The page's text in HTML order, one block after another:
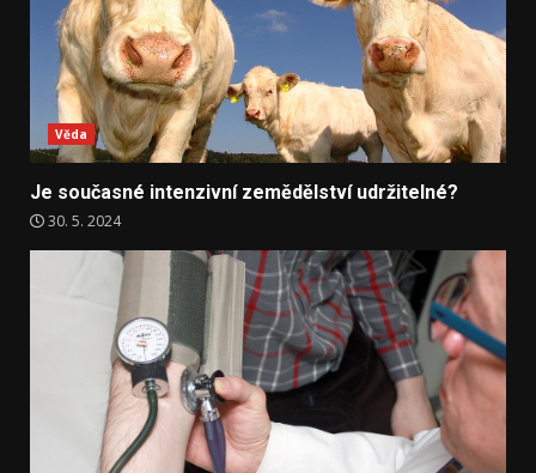
Věda
Je současné intenzivní zemědělství udržitelné?
30. 5. 2024